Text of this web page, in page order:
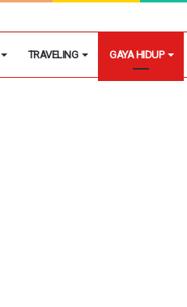
TRAVELING GAYA HIDUP